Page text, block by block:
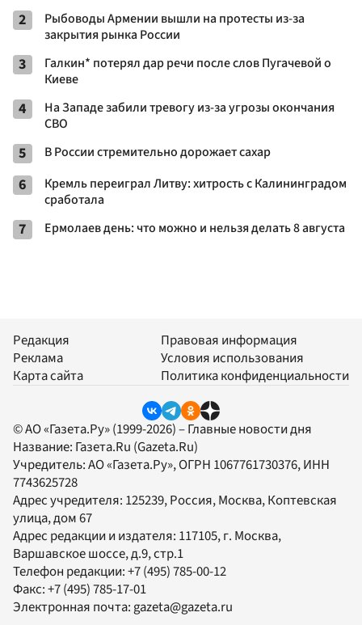
2
Рыбоводы Армении вышли на протесты из-за
закрытия рынка России
3
Галкин* потерял дар речи после слов Пугачевой о
Киеве
4
На Западе забили тревогу из-за угрозы окончания
СВО
5 В России стремительно дорожает сахар
6
Кремль переиграл Литву: хитрость с Калининградом
сработала
7 Ермолаев день: что можно и нельзя делать 8 августа
Редакция
Реклама
Карта сайта
Правовая информация
Условия использования
Политика конфиденциальности
© АО «Газета.Ру» (1999-2026) – Главные новости дня
Название: Газета.Ru (Gazeta.Ru)
Учредитель:АО «Газета.Ру», ОГРН 1067761730376, ИНН
7743625728
Адрес учредителя: 125239, Россия, Москва, Коптевская
улица, дом 67
Адрес редакции и издателя: 117105, г. Москва,
Варшавское шоссе, д.9, стр.1
Телефон редакции:+7 (495) 785-00-12
Факс:+7 (495) 785-17-01
Электронная почта:gazeta@gazeta.ru